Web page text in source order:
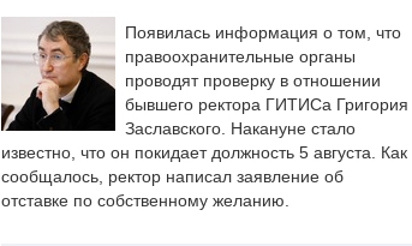
Появилась информация о том, что
правоохранительные органы
проводят проверку в отношении
бывшего ректора ГИТИСа Григория
Заславского. Накануне стало
известно, что он покидает должность 5 августа. Как
сообщалось, ректор написал заявление об
отставке по собственному желанию.